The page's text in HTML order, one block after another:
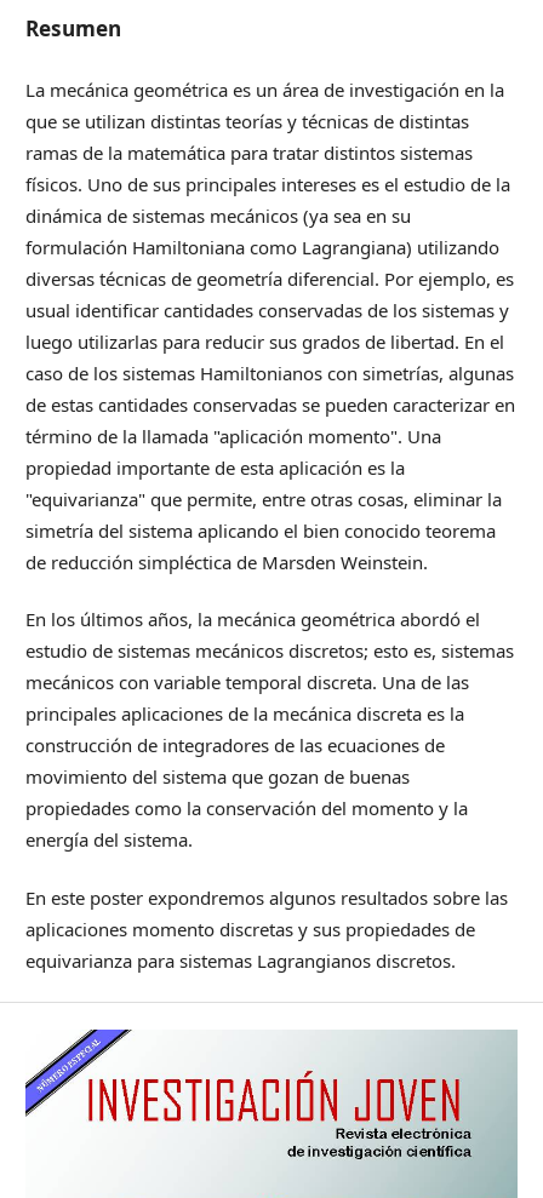
Resumen
La mecánica geométrica es un área de investigación en la
que se utilizan distintas teorías y técnicas de distintas
ramas de la matemática para tratar distintos sistemas
físicos. Uno de sus principales intereses es el estudio de la
dinámica de sistemas mecánicos (ya sea en su
formulación Hamiltoniana como Lagrangiana) utilizando
diversas técnicas de geometría diferencial. Por ejemplo, es
usual identificar cantidades conservadas de los sistemas y
luego utilizarlas para reducir sus grados de libertad. En el
caso de los sistemas Hamiltonianos con simetrías, algunas
de estas cantidades conservadas se pueden caracterizar en
término de la llamada "aplicación momento". Una
propiedad importante de esta aplicación es la
"equivarianza" que permite, entre otras cosas, eliminar la
simetría del sistema aplicando el bien conocido teorema
de reducción simpléctica de Marsden Weinstein.
En los últimos años, la mecánica geométrica abordó el
estudio de sistemas mecánicos discretos; esto es, sistemas
mecánicos con variable temporal discreta. Una de las
principales aplicaciones de la mecánica discreta es la
construcción de integradores de las ecuaciones de
movimiento del sistema que gozan de buenas
propiedades como la conservación del momento y la
energía del sistema.
En este poster expondremos algunos resultados sobre las
aplicaciones momento discretas y sus propiedades de
equivarianza para sistemas Lagrangianos discretos.